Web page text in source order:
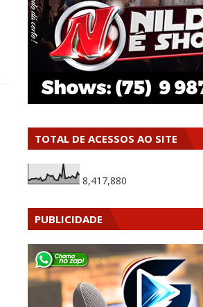
TOTAL DE ACESSOS AO SITE
8,417,880
PUBLICIDADE